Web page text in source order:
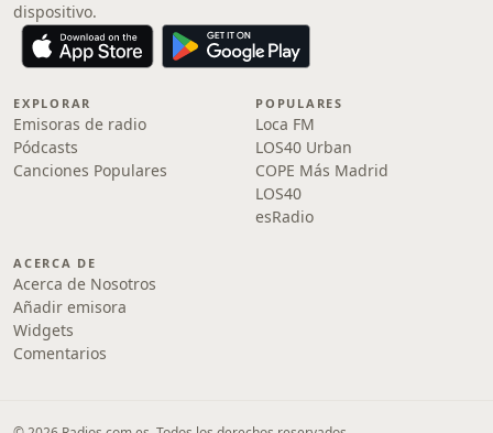
dispositivo.
EXPLORAR
Emisoras de radio
Pódcasts
Canciones Populares
POPULARES
Loca FM
LOS40 Urban
COPE Más Madrid
LOS40
esRadio
ACERCA DE
Acerca de Nosotros
Añadir emisora
Widgets
Comentarios